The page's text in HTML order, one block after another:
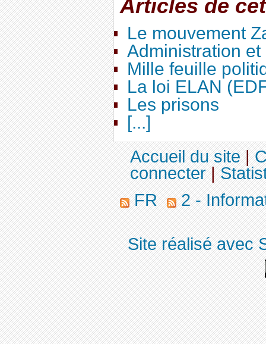
Articles de
Le mouvement
Administration
Mille feuille
La loi ELAN
Les prisons
[...]
Accueil du site|
connecter|
FR
2 -
Site réalisé avec